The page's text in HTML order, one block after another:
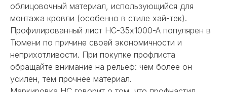
облицовочный материал, использующийся для
монтажа кровли (особенно в стиле хай-тек).
Профилированный лист НС-35x1000-A популярен в
Тюмени по причине своей экономичности и
неприхотливости. При покупке профлиста
обращайте внимание на рельеф: чем более он
усилен, тем прочнее материал.